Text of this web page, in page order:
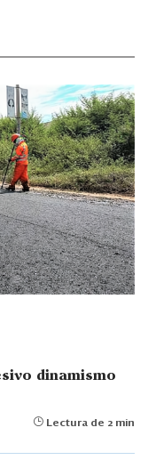
dinamismo
Lectura de 2 min